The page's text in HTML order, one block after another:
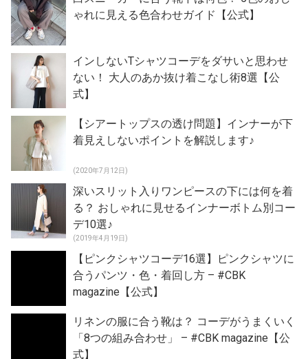
ゃれに見える色合わせガイド【公式】
インしないTシャツコーデをダサいと思わせ
ない！ 大人のあか抜け着こなし術8選【公
式】
【シアートップスの透け問題】インナーが下
着見えしないポイントを解説します♪
(2020年7月12日)
深いスリット入りワンピースの下には何を着
る？ おしゃれに見せるインナーボトム別コー
デ10選♪
(2019年4月19日)
【ピンクシャツコーデ16選】ピンクシャツに
合うパンツ・色・着回し方 – #CBK
magazine【公式】
リネンの服に合う靴は？ コーデがうまくいく
「8つの組み合わせ」 – #CBK magazine【公
式】